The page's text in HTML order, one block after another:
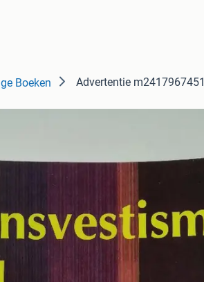
Boeken Advertentie m2417967451